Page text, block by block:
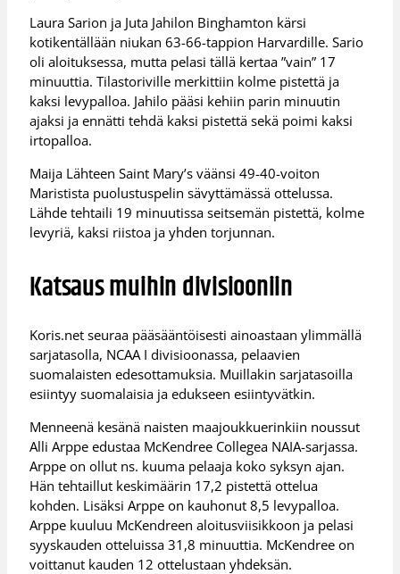
Laura Sarion ja Juta Jahilon Binghamton kärsi
kotikentällään niukan 63-66-tappion Harvardille. Sario
oli aloituksessa, mutta pelasi tällä kertaa ”vain” 17
minuuttia. Tilastoriville merkittiin kolme pistettä ja
kaksi levypalloa. Jahilo pääsi kehiin parin minuutin
ajaksi ja ennätti tehdä kaksi pistettä sekä poimi kaksi
irtopalloa.
Maija Lähteen Saint Mary’s väänsi 49-40-voiton
Maristista puolustuspelin sävyttämässä ottelussa.
Lähde tehtaili 19 minuutissa seitsemän pistettä, kolme
levyriä, kaksi riistoa ja yhden torjunnan.
Katsaus muihin divisiooniin
Koris.net seuraa pääsääntöisesti ainoastaan ylimmällä
sarjatasolla, NCAA I divisioonassa, pelaavien
suomalaisten edesottamuksia. Muillakin sarjatasoilla
esiintyy suomalaisia ja edukseen esiintyvätkin.
Menneenä kesänä naisten maajoukkuerinkiin noussut
Alli Arppe edustaa McKendree Collegea NAIA-sarjassa.
Arppe on ollut ns. kuuma pelaaja koko syksyn ajan.
Hän tehtaillut keskimäärin 17,2 pistettä ottelua
kohden. Lisäksi Arppe on kauhonut 8,5 levypalloa.
Arppe kuuluu McKendreen aloitusviisikkoon ja pelasi
syyskauden otteluissa 31,8 minuuttia. McKendree on
voittanut kauden 12 ottelustaan yhdeksän.